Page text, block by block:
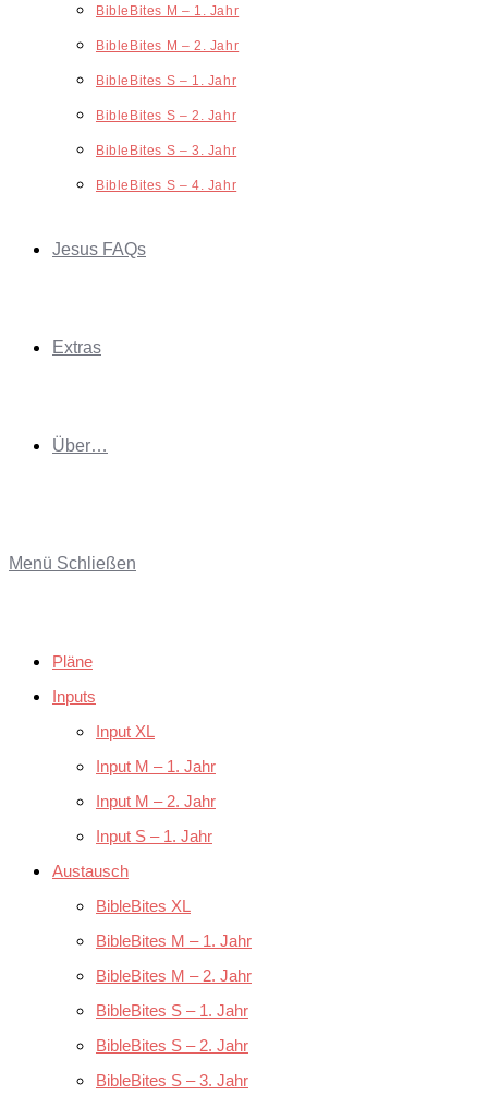
BibleBites M – 1. Jahr
BibleBites M – 2. Jahr
BibleBites S – 1. Jahr
BibleBites S – 2. Jahr
BibleBites S – 3. Jahr
BibleBites S – 4. Jahr
Jesus FAQs
Extras
Über…
Menü Schließen
Pläne
Inputs
Input XL
Input M – 1. Jahr
Input M – 2. Jahr
Input S – 1. Jahr
Austausch
BibleBites XL
BibleBites M – 1. Jahr
BibleBites M – 2. Jahr
BibleBites S – 1. Jahr
BibleBites S – 2. Jahr
BibleBites S – 3. Jahr